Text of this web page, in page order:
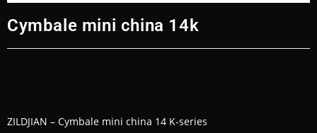
Cymbale mini china 14k
ZILDJIAN – Cymbale mini china 14 K-series